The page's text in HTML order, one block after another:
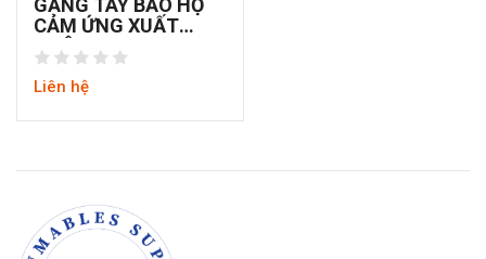
CẢM ỨNG XUẤT
NHẬT CHO NAM
Liên hệ